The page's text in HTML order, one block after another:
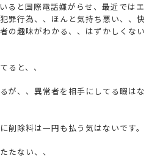
ると国際電話嫌がらせ、最近ではエ
罪行為、、ほんと気持ち悪い、、快
の趣味がわかる、、はずかしくない
ると、、
が、、異常者を相手にしてる暇はな
削除料は一円も払う気はないです。
たない、、